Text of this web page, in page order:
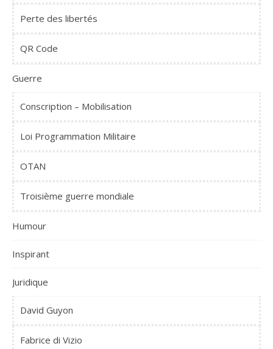
Perte des libertés
QR Code
Guerre
Conscription – Mobilisation
Loi Programmation Militaire
OTAN
Troisième guerre mondiale
Humour
Inspirant
Juridique
David Guyon
Fabrice di Vizio